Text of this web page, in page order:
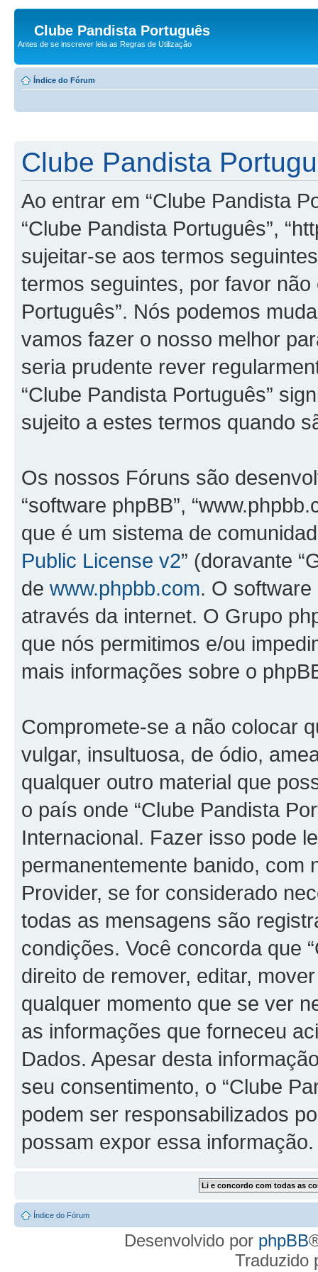
Clube Pandista Português
Antes de se inscrever leia as Regras de Utilização
Índice do Fórum
Clube Pandista
Ao entrar em “Clube Pandista
“Clube Pandista Português”,
sujeitar-se aos termos
termos seguintes, por favor
Português”. Nós podemos
vamos fazer o nosso melhor
seria prudente rever
“Clube Pandista Português”
sujeito a estes termos quando
Os nossos Fóruns são
“software phpBB”,
que é um sistema de
Public License v2” (doravante
de www.phpbb.com. O
através da internet. O Grupo
que nós permitimos e/ou
mais informações sobre o
Compromete-se a não colocar
vulgar, insultuosa, de ódio,
qualquer outro material que
o país onde “Clube Pandista
Internacional. Fazer isso pode
permanentemente banido, com
Provider, se for considerado
todas as mensagens são
condições. Você concorda que
direito de remover, editar,
qualquer momento que se ver
as informações que forneceu
Dados. Apesar desta
seu consentimento, o “Clube
podem ser responsabilizados
possam expor essa informação.
Índice do Fórum
Desenvolvido por phpBB
Traduzido